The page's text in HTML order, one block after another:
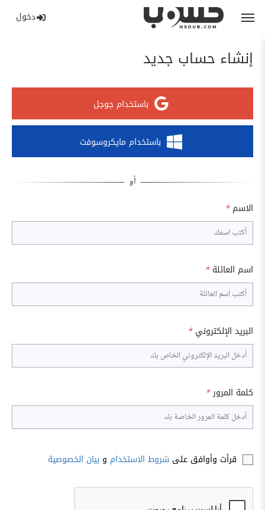
دخول
إنشاء حساب جديد
باستخدام جوجل
باستخدام مايكروسوفت
الاسم *
اسم العائلة *
البريد الإلكتروني *
كلمة المرور*
قرأت وأوافق على شروط الاستخدام و بيان الخصوصية